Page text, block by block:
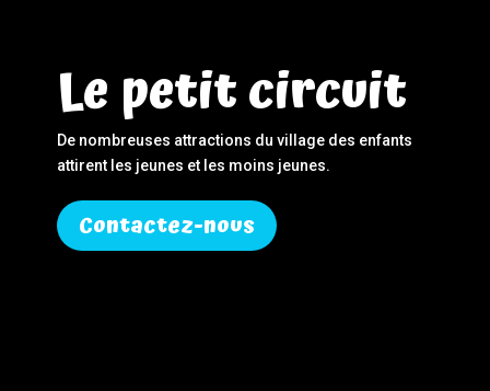
Le petit circuit
De nombreuses attractions du village des enfants
attirent les jeunes et les moins jeunes.
Contactez-nous